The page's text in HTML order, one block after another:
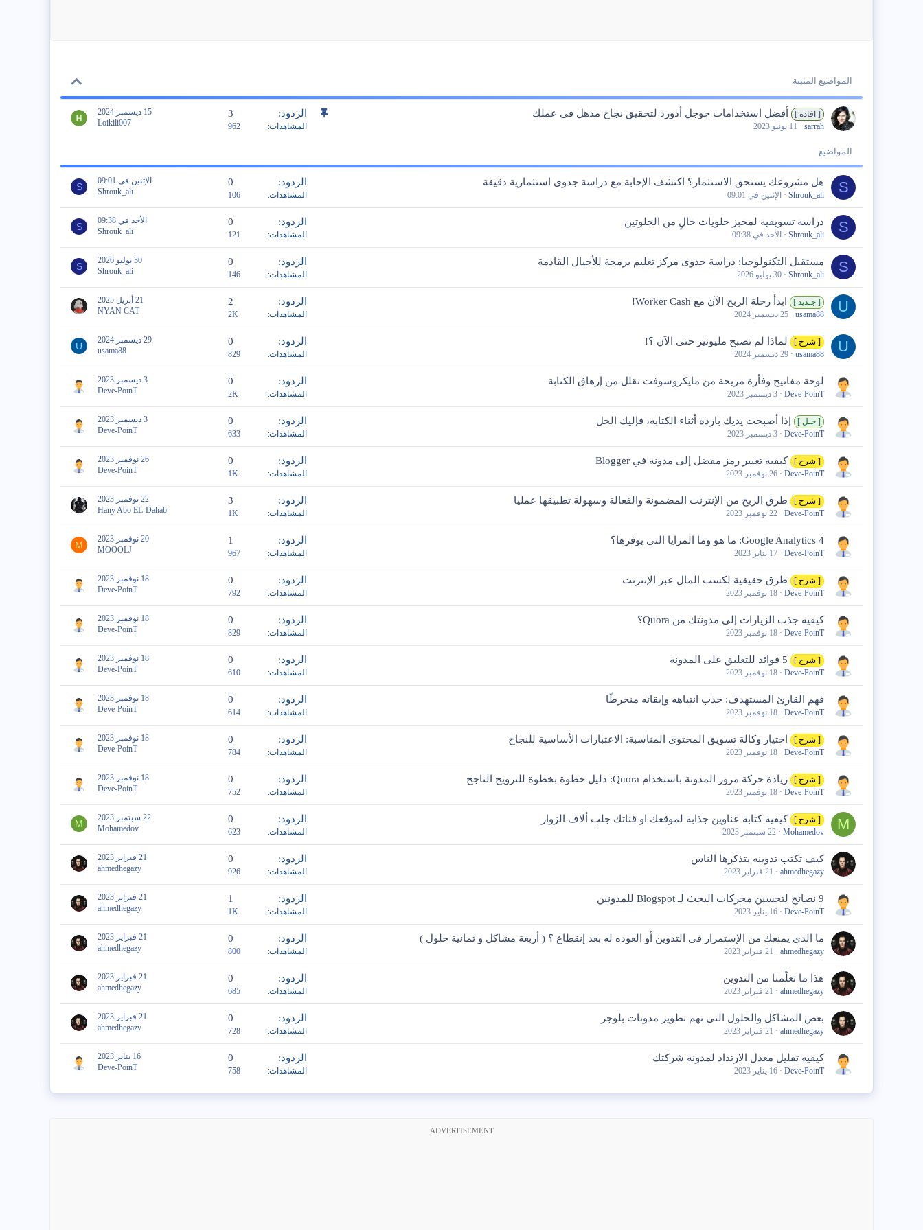
المواضيع المثبتة
م
[ افادة ] أفضل استخدامات جوجل أدورد لتحقيق نجاح مذهل في عملك
sarrah 11 يونيو 2023
الردود 3
المشاهدات 962
15 ديسمبر 2024
Loikili007
المواضيع
S هل مشروعك يستحق الاستثمار؟ اكتشف الإجابة مع دراسة جدوى استثمارية دقيقة
Shrouk_ali الإثنين في 09:01
الردود 0
المشاهدات 106
الإثنين في 09:01
Shrouk_ali
S
S دراسة تسويقية لمخبز حلويات خالٍ من الجلوتين
Shrouk_ali الأحد في 09:38
الردود 0
المشاهدات 121
الأحد في 09:38
Shrouk_ali
S
S مستقبل التكنولوجيا: دراسة جدوى مركز تعليم برمجة للأجيال القادمة
Shrouk_ali 30 يوليو 2026
الردود 0
المشاهدات 146
30 يوليو 2026
Shrouk_ali
S
U [ جـديد ] ابدأ رحلة الربح الآن مع Worker Cash!
usama88 25 ديسمبر 2024
الردود 2
المشاهدات 2K
21 أبريل 2025
NYAN CAT
U [ شرح ] لماذا لم تصبح مليونير حتى الآن ؟!
usama88 29 ديسمبر 2024
الردود 0
المشاهدات 829
29 ديسمبر 2024
usama88
U
لوحة مفاتيح وفأرة مريحة من مايكروسوفت تقلل من إرهاق الكتابة
Deve-PoinT 3 ديسمبر 2023
الردود 0
المشاهدات 2K
3 ديسمبر 2023
Deve-PoinT
[ حـل ] إذا أصبحت يديك باردة أثناء الكتابة، فإليك الحل
Deve-PoinT 3 ديسمبر 2023
الردود 0
المشاهدات 633
3 ديسمبر 2023
Deve-PoinT
[ شرح ] كيفية تغيير رمز مفضل إلى مدونة في Blogger
Deve-PoinT 26 نوفمبر 2023
الردود 0
المشاهدات 1K
26 نوفمبر 2023
Deve-PoinT
[ شرح ] طرق الربح من الإنترنت المضمونة والفعالة وسهولة تطبيقها عمليا
Deve-PoinT 22 نوفمبر 2023
الردود 3
المشاهدات 1K
22 نوفمبر 2023
Hany Abo EL-Dahab
Google Analytics 4: ما هو وما المزايا التي يوفرها؟
Deve-PoinT 17 يناير 2023
الردود 1
المشاهدات 967
20 نوفمبر 2023
MOOOLJ
M
[ شرح ] طرق حقيقية لكسب المال عبر الإنترنت
Deve-PoinT 18 نوفمبر 2023
الردود 0
المشاهدات 792
18 نوفمبر 2023
Deve-PoinT
كيفية جذب الزيارات إلى مدونتك من Quora؟
Deve-PoinT 18 نوفمبر 2023
الردود 0
المشاهدات 829
18 نوفمبر 2023
Deve-PoinT
[ شرح ] 5 فوائد للتعليق على المدونة
Deve-PoinT 18 نوفمبر 2023
الردود 0
المشاهدات 610
18 نوفمبر 2023
Deve-PoinT
فهم القارئ المستهدف: جذب انتباهه وإبقائه منخرطًا
Deve-PoinT 18 نوفمبر 2023
الردود 0
المشاهدات 614
18 نوفمبر 2023
Deve-PoinT
[ شرح ] اختيار وكالة تسويق المحتوى المناسبة: الاعتبارات الأساسية للنجاح
Deve-PoinT 18 نوفمبر 2023
الردود 0
المشاهدات 784
18 نوفمبر 2023
Deve-PoinT
[ شرح ] زيادة حركة مرور المدونة باستخدام Quora: دليل خطوة بخطوة للترويج الناجح
Deve-PoinT 18 نوفمبر 2023
الردود 0
المشاهدات 752
18 نوفمبر 2023
Deve-PoinT
M [ شرح ] كيفية كتابة عناوين جذابة لموقعك او قناتك جلب ألاف الزوار
Mohamedov 22 سبتمبر 2023
الردود 0
المشاهدات 623
22 سبتمبر 2023
Mohamedov
M
كيف تكتب تدوينه يتذكرها الناس
ahmedhegazy 21 فبراير 2023
الردود 0
المشاهدات 926
21 فبراير 2023
ahmedhegazy
9 نصائح لتحسين محركات البحث لـ Blogspot للمدونين
Deve-PoinT 16 يناير 2023
الردود 1
المشاهدات 1K
21 فبراير 2023
ahmedhegazy
ما الذى يمنعك من الإستمرار فى التدوين أو العوده له بعد إنقطاع ؟ ( أربعة مشاكل و ثمانية حلول )
ahmedhegazy 21 فبراير 2023
الردود 0
المشاهدات 800
21 فبراير 2023
ahmedhegazy
هذا ما تعلّمنا من التدوين
ahmedhegazy 21 فبراير 2023
الردود 0
المشاهدات 685
21 فبراير 2023
ahmedhegazy
بعض المشاكل والحلول التى تهم تطوير مدونات بلوجر
ahmedhegazy 21 فبراير 2023
الردود 0
المشاهدات 728
21 فبراير 2023
ahmedhegazy
كيفية تقليل معدل الارتداد لمدونة شركتك
Deve-PoinT 16 يناير 2023
الردود 0
المشاهدات 758
16 يناير 2023
Deve-PoinT
ADVERTISEMENT